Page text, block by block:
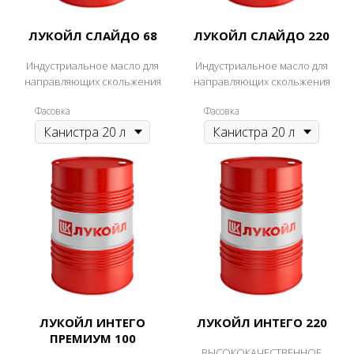
ЛУКОЙЛ СЛАЙДО 68
Индустриальное масло для
направляющих скольжения
Фасовка
ЛУКОЙЛ СЛАЙДО 220
Индустриальное масло для
направляющих скольжения
Фасовка
ЛУКОЙЛ ИНТЕГО
ПРЕМИУМ 100
ЛУКОЙЛ ИНТЕГО 220